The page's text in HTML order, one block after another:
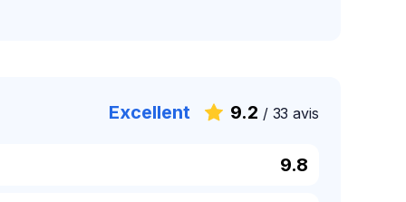
Excellent 9.2 / 33 avis
9.8